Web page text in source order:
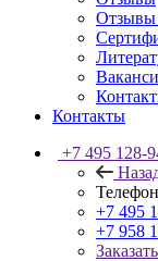
Отзывы
Контакты
+7 495 128-
+7 495
+7 958